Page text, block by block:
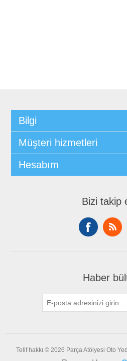
Bilgi
Müşteri hizmetleri
Hesabım
Bizi takip
Haber
Telif hakkı © 2026 Parça Atölyesi Oto